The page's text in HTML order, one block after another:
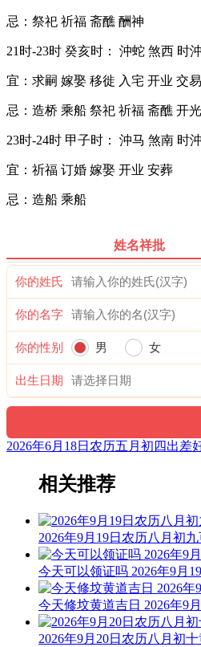
忌：祭祀 祈福 斋醮 酬神
21时-23时 癸亥时： 沖蛇 煞西 时
宜：求嗣 嫁娶 移徙 入宅 开业 交
忌：造桥 乘船 祭祀 祈福 斋醮 开
23时-24时 甲子时： 沖马 煞南 时
宜：祈福 订婚 嫁娶 开业 安葬
忌：造船 乘船
姓名祥批
你的姓氏
你的名字
你的性别 男 女
出生日期
2026年6月18日农历五月初四出差
相关推荐
2026年9月19日农历八月初
今天可以领证吗 2026年9月
今天修坟黄道吉日 2026年9
2026年9月20日农历八月初